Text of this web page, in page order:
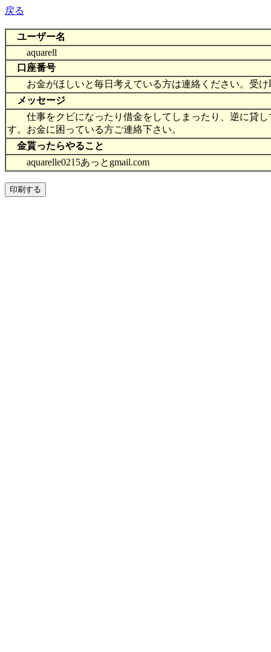
戻る
ユーザー名
aquarell
口座番号
お金がほしいと毎日考えている方は連絡ください。受け
メッセージ
仕事をクビになったり借金をしてしまったり、逆に貸し
す。お金に困っている方ご連絡下さい。
金貰ったらやること
aquarelle0215あっとgmail.com